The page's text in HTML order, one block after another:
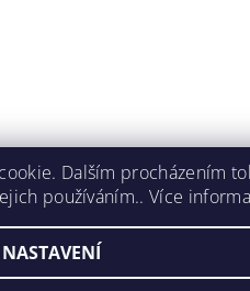
Dalším procházením
používáním.. Více
NASTAVENÍ